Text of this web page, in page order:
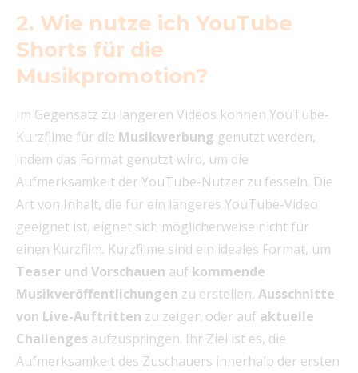
2. Wie nutze ich YouTube
Shorts für die
Musikpromotion?
Im Gegensatz zu längeren Videos können YouTube-
Kurzfilme für die Musikwerbung genutzt werden,
indem das Format genutzt wird, um die
Aufmerksamkeit der YouTube-Nutzer zu fesseln. Die
Art von Inhalt, die für ein längeres YouTube-Video
geeignet ist, eignet sich möglicherweise nicht für
einen Kurzfilm. Kurzfilme sind ein ideales Format, um
Teaser und Vorschauen auf kommende
Musikveröffentlichungen zu erstellen, Ausschnitte
von Live-Auftritten zu zeigen oder auf aktuelle
Challenges aufzuspringen. Ihr Ziel ist es, die
Aufmerksamkeit des Zuschauers innerhalb der ersten